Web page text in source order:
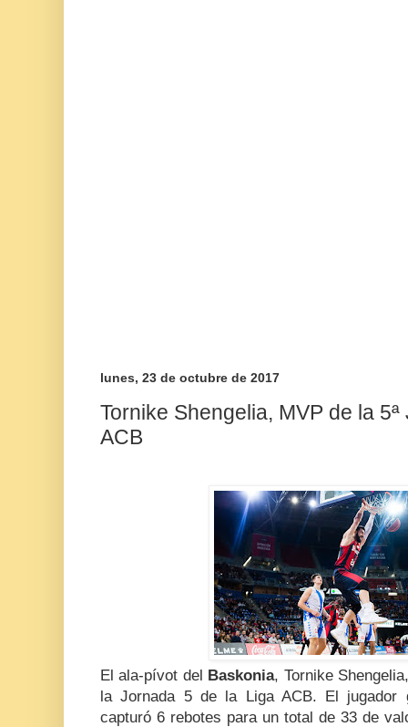
lunes, 23 de octubre de 2017
Tornike Shengelia, MVP de la
ACB
El ala-pívot del Baskonia, Tornike
la Jornada 5 de la Liga ACB. El jugador
capturó 6 rebotes para un total de 33 de